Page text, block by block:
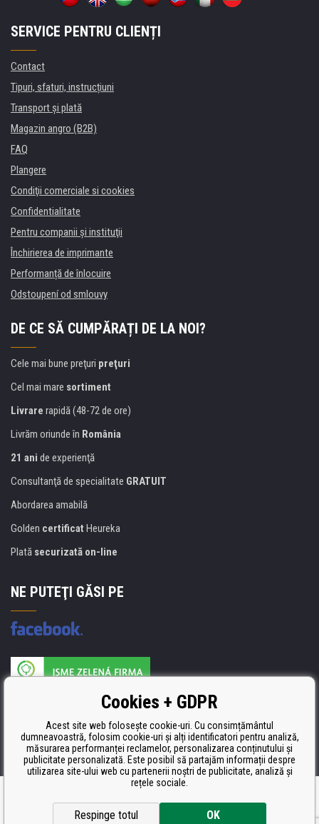
SERVICE PENTRU CLIENȚI
Contact
Tipuri, sfaturi, instrucțiuni
Transport şi plată
Magazin angro (B2B)
FAQ
Plangere
Condiţii comerciale si cookies
Confidentialitate
Pentru companii și instituţii
Închirierea de imprimante
Performanță de înlocuire
Odstoupení od smlouvy
DE CE SĂ CUMPĂRAȚI DE LA NOI?
Cele mai bune preţuri preţuri
Cel mai mare sortiment
Livrare rapidă (48-72 de ore)
Livrăm oriunde în România
21 ani de experienţă
Consultanţă de specialitate GRATUIT
Abordarea amabilă
Golden certificat Heureka
Plată securizată on-line
NE PUTEŢI GĂSI PE
Producătorul umpluturii de rezervă este certificat
ISO 9001, ISO 14001 şi STMC.
Ecommerce solutionsBINARGON.cz
Cookies + GDPR
Acest site web folosește cookie-uri. Cu consimțământul
dumneavoastră, folosim cookie-uri și alți identificatori pentru analiză,
măsurarea performanței reclamelor, personalizarea conținutului și
publicitate personalizată. Este posibil să partajăm informații despre
utilizarea site-ului web cu partenerii noștri de publicitate, analiză și
rețele sociale.
Respinge totul OK